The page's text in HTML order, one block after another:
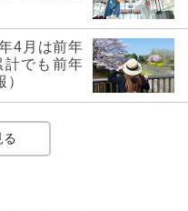
4月は前年
でも前年
る